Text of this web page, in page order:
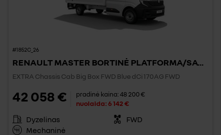
#1852C_26
RENAULT MASTER BORTINĖ PLATFORMA/SAVIVARTIS/BIG BOX
EXTRA Chassis Cab Big Box FWD Blue dCi 170AG FWD
42 058 € pradinė kaina:48 200 €
nuolaida:6 142 €
Dyzelinas
FWD
Mechaninė